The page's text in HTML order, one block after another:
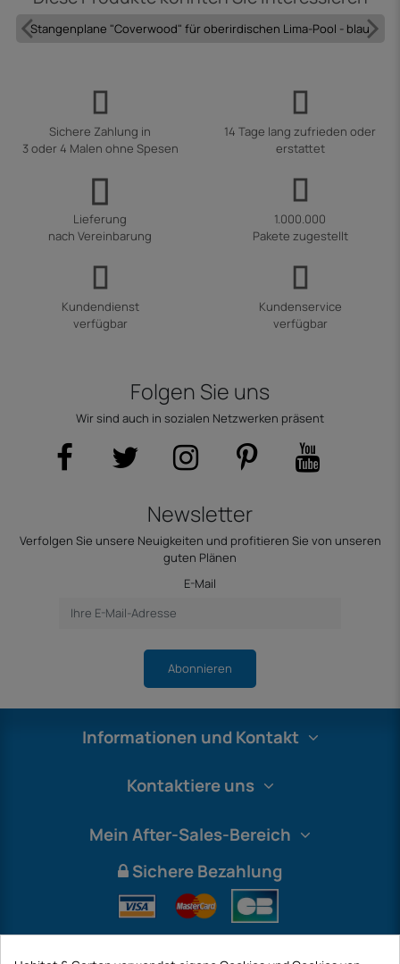
Stangenplane "Coverwood" für oberirdischen Lima-Pool - blau
Sichere Zahlung in
3 oder 4 Malen ohne Spesen
14 Tage lang zufrieden oder
erstattet
Lieferung
nach Vereinbarung
1.000.000
Pakete zugestellt
Kundendienst
verfügbar
Kundenservice
verfügbar
Folgen Sie uns
Wir sind auch in sozialen Netzwerken präsent
Newsletter
Verfolgen Sie unsere Neuigkeiten und profitieren Sie von unseren
guten Plänen
E-Mail
Abonnieren
Informationen und Kontakt
Kontaktiere uns
Mein After-Sales-Bereich
Sichere Bezahlung